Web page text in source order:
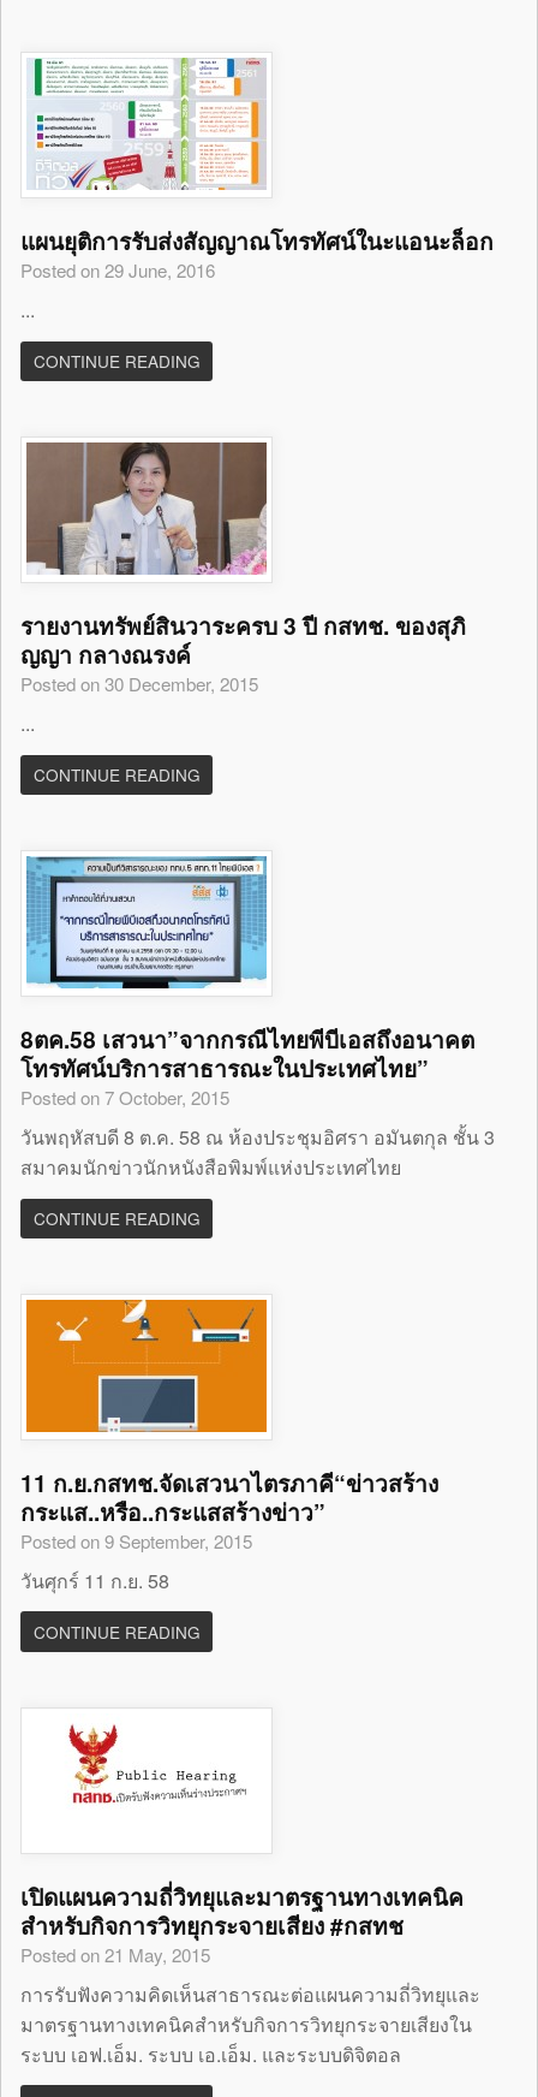
แผนยุติการรับส่งสัญญาณโทรทัศน์ในะแอนะล็อก
Posted on 29 June, 2016
...
CONTINUE READING
รายงานทรัพย์สินวาระครบ 3 ปี กสทช. ของสุภิ
ญญา กลางณรงค์
Posted on 30 December, 2015
...
CONTINUE READING
8ตค.58 เสวนา”จากกรณีไทยพีบีเอสถึงอนาคต
โทรทัศน์บริการสาธารณะในประเทศไทย”
Posted on 7 October, 2015
วันพฤหัสบดี 8 ต.ค. 58 ณ ห้องประชุมอิศรา อมันตกุล ชั้น 3
สมาคมนักข่าวนักหนังสือพิมพ์แห่งประเทศไทย
CONTINUE READING
11 ก.ย.กสทช.จัดเสวนาไตรภาคี“ข่าวสร้าง
กระแส..หรือ..กระแสสร้างข่าว”
Posted on 9 September, 2015
วันศุกร์ 11 ก.ย. 58
CONTINUE READING
เปิดแผนความถี่วิทยุและมาตรฐานทางเทคนิค
สำหรับกิจการวิทยุกระจายเสียง #กสทช
Posted on 21 May, 2015
การรับฟังความคิดเห็นสาธารณะต่อแผนความถี่วิทยุและ
มาตรฐานทางเทคนิคสำหรับกิจการวิทยุกระจายเสียงใน
ระบบ เอฟ.เอ็ม. ระบบ เอ.เอ็ม. และระบบดิจิตอล